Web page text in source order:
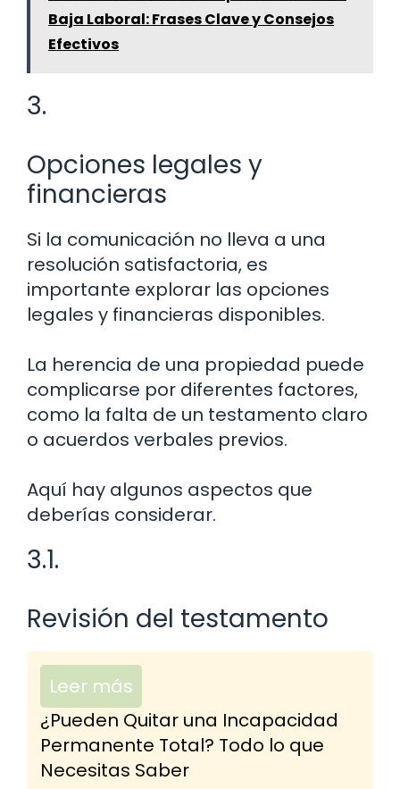
Baja Laboral: Frases Clave y Consejos
Efectivos
3.
Opciones legales y
financieras
Si la comunicación no lleva a una
resolución satisfactoria, es
importante explorar las opciones
legales y financieras disponibles.
La herencia de una propiedad puede
complicarse por diferentes factores,
como la falta de un testamento claro
o acuerdos verbales previos.
Aquí hay algunos aspectos que
deberías considerar.
3.1.
Revisión del testamento
Leer más
¿Pueden Quitar una Incapacidad
Permanente Total? Todo lo que
Necesitas Saber